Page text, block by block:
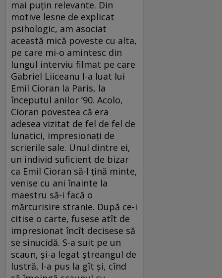
mai puţin relevante. Din
motive lesne de explicat
psihologic, am asociat
această mică poveste cu alta,
pe care mi-o amintesc din
lungul interviu filmat pe care
Gabriel Liiceanu l-a luat lui
Emil Cioran la Paris, la
începutul anilor ’90. Acolo,
Cioran povestea că era
adesea vizitat de fel de fel de
lunatici, impresionaţi de
scrierile sale. Unul dintre ei,
un individ suficient de bizar
ca Emil Cioran să-l ţină minte,
venise cu ani înainte la
maestru să-i facă o
mărturisire stranie. După ce-i
citise o carte, fusese atît de
impresionat încît decisese să
se sinucidă. S-a suit pe un
scaun, şi-a legat ştreangul de
lustră, l-a pus la gît şi, cînd